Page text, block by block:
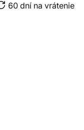
60 dní na vrátenie